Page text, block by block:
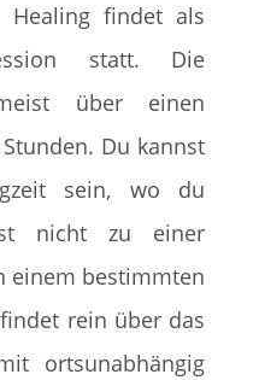
Healing findet als
statt. Die
über einen
Du kannst
sein, wo du
nicht zu einer
einem bestimmten
rein über das
ortsunabhängig